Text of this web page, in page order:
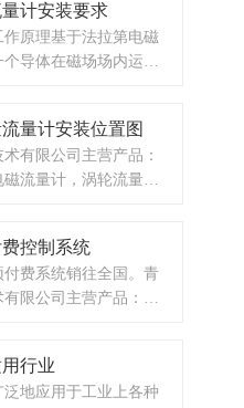
备，压力仪表等，以
化项目。
计安装要求
作原理基于法拉第电磁
导体在磁场场内运动
体运动速度和磁场的
正比。电磁流量计由
电磁流量传感器两大
量计安装位置图
有限公司主营产品：
流量计，涡轮流量
自动化项目。欢迎来
：0532-67731362
控制系统
费系统销往全国。青
限公司主营产品：涡
系统，蒸汽预付费系
量表，差压式仪表，
行业
地应用于工业上各种